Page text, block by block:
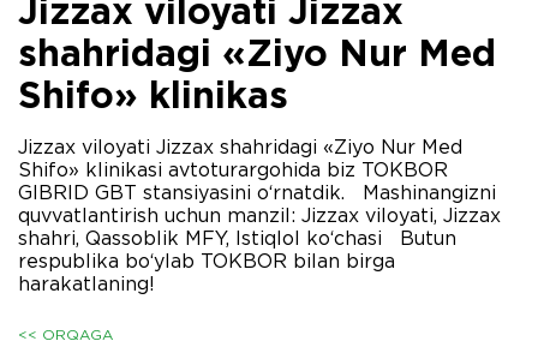
Jizzax viloyati Jizzax
shahridagi «Ziyo Nur Med
Shifo» klinikas
Jizzax viloyati Jizzax shahridagi «Ziyo Nur Med
Shifo» klinikasi avtoturargohida biz TOKBOR
GIBRID GBT stansiyasini o‘rnatdik. Mashinangizni
quvvatlantirish uchun manzil: Jizzax viloyati, Jizzax
shahri, Qassoblik MFY, Istiqlol ko‘chasi Butun
respublika bo‘ylab TOKBOR bilan birga
harakatlaning!
<< ORQAGA